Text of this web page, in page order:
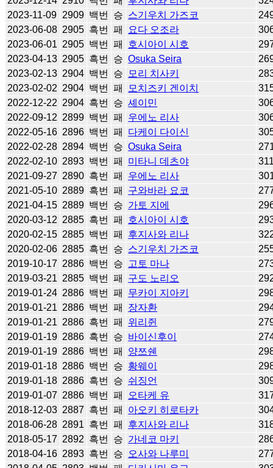
2023-11-09 2909 백번 승 스기우치 가즈코
2023-06-08 2905 흑번 패 요다 오조라
2023-06-01 2905 백번 패 호시아이 시호
2023-04-13 2905 흑번 승 Osuka Seira
2023-02-13 2904 백번 승 모리 치사키
2023-02-02 2904 백번 패 모치즈키 겐이치
2022-12-22 2904 흑번 승 셰이민
2022-09-12 2899 백번 패 우에노 리사
2022-05-16 2896 백번 패 다케이 다이신
2022-02-28 2894 백번 승 Osuka Seira
2022-02-10 2893 백번 패 미타니 데츠야
2021-09-27 2890 흑번 패 우에노 리사
2021-05-10 2889 흑번 패 구와바라 요코
2021-04-15 2889 백번 승 가토 지에
2020-03-12 2885 흑번 패 호시아이 시호
2020-02-15 2885 백번 패 후지사와 리나
2020-02-06 2885 흑번 승 스기우치 가즈코
2019-10-17 2886 백번 승 고토 마나
2019-03-21 2885 백번 패 구도 노리오
2019-01-24 2886 백번 패 무카이 지아키
2019-01-21 2886 백번 패 장자환
2019-01-21 2886 흑번 패 위리쥔
2019-01-19 2886 흑번 승 바이신후이
2019-01-19 2886 백번 패 양쯔쉔
2019-01-18 2886 백번 승 황웨이
2019-01-18 2886 흑번 승 쉬징언
2019-01-07 2886 백번 패 오타케 유
2018-12-03 2887 흑번 패 아오키 히로타카
2018-06-28 2891 흑번 패 후지사와 리나
2018-05-17 2892 흑번 승 가네코 마키
2018-04-16 2893 흑번 승 오사와 나루미